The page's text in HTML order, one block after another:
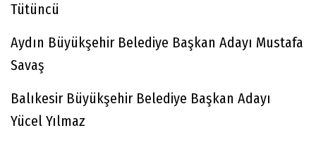
Tütüncü
Aydın Büyükşehir Belediye Başkan Adayı Mustafa
Savaş
Balıkesir Büyükşehir Belediye Başkan Adayı
Yücel Yılmaz